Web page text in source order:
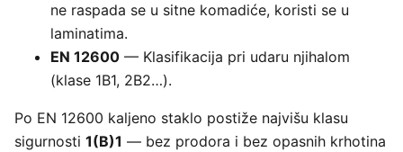
ne raspada se u sitne komadiće, koristi se u
laminatima.
EN 12600 — Klasifikacija pri udaru njihalom
(klase 1B1, 2B2…).
Po EN 12600 kaljeno staklo postiže najvišu klasu
sigurnosti 1(B)1 — bez prodora i bez opasnih krhotina